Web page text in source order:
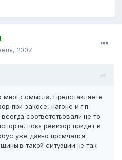
2007
много смысла. Представляете
при закосе, нагоне и т.п.
соответствовали не то
пока ревизор придет в
уже давно промчался
в такой ситуации не так